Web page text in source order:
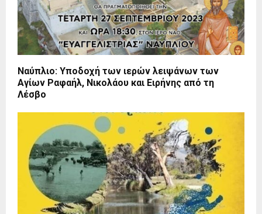
Ναύπλιο: Υποδοχή των ιερών λειψάνων των
Αγίων Ραφαήλ, Νικολάου και Ειρήνης από τη
Λέσβο